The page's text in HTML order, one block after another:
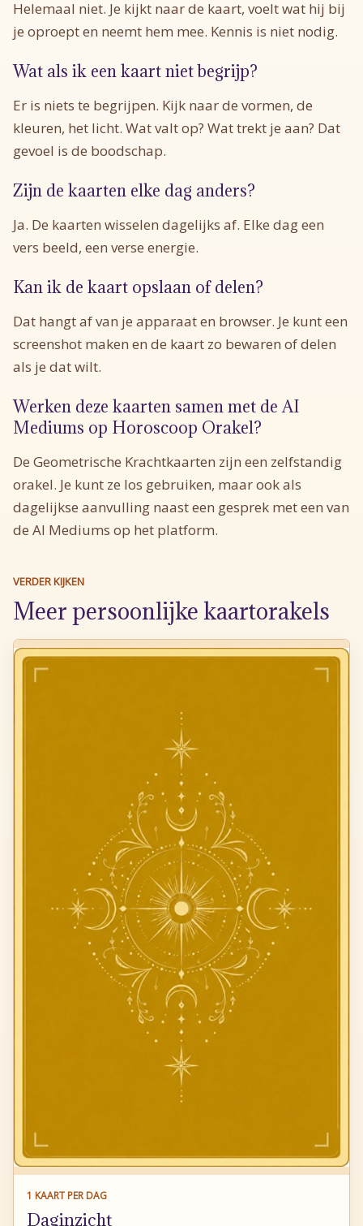
Helemaal niet. Je kijkt naar de kaart, voelt wat hij bij
je oproept en neemt hem mee. Kennis is niet nodig.
Wat als ik een kaart niet begrijp?
Er is niets te begrijpen. Kijk naar de vormen, de
kleuren, het licht. Wat valt op? Wat trekt je aan? Dat
gevoel is de boodschap.
Zijn de kaarten elke dag anders?
Ja. De kaarten wisselen dagelijks af. Elke dag een
vers beeld, een verse energie.
Kan ik de kaart opslaan of delen?
Dat hangt af van je apparaat en browser. Je kunt een
screenshot maken en de kaart zo bewaren of delen
als je dat wilt.
Werken deze kaarten samen met de AI
Mediums op Horoscoop Orakel?
De Geometrische Krachtkaarten zijn een zelfstandig
orakel. Je kunt ze los gebruiken, maar ook als
dagelijkse aanvulling naast een gesprek met een van
de AI Mediums op het platform.
VERDER KIJKEN
Meer persoonlijke kaartorakels
1 KAART PER DAG
Daginzicht